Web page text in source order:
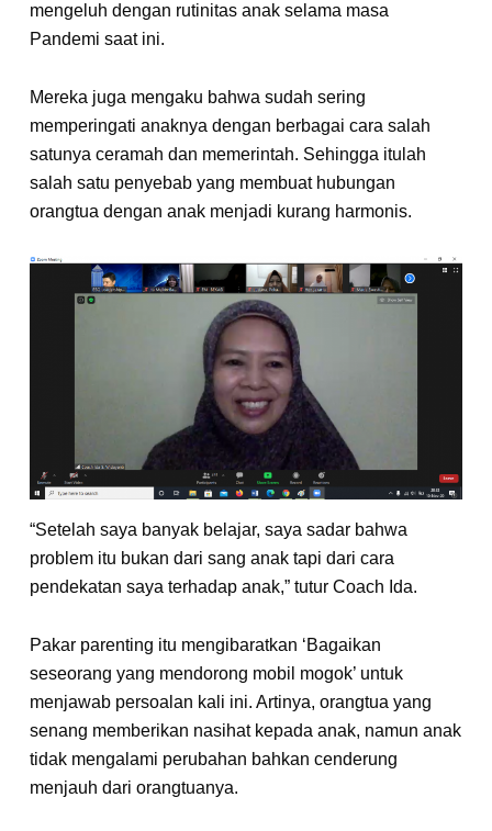
mengeluh dengan rutinitas anak selama masa
Pandemi saat ini.
Mereka juga mengaku bahwa sudah sering
memperingati anaknya dengan berbagai cara salah
satunya ceramah dan memerintah. Sehingga itulah
salah satu penyebab yang membuat hubungan
orangtua dengan anak menjadi kurang harmonis.
“Setelah saya banyak belajar, saya sadar bahwa
problem itu bukan dari sang anak tapi dari cara
pendekatan saya terhadap anak,” tutur Coach Ida.
Pakar parenting itu mengibaratkan ‘Bagaikan
seseorang yang mendorong mobil mogok’ untuk
menjawab persoalan kali ini. Artinya, orangtua yang
senang memberikan nasihat kepada anak, namun anak
tidak mengalami perubahan bahkan cenderung
menjauh dari orangtuanya.